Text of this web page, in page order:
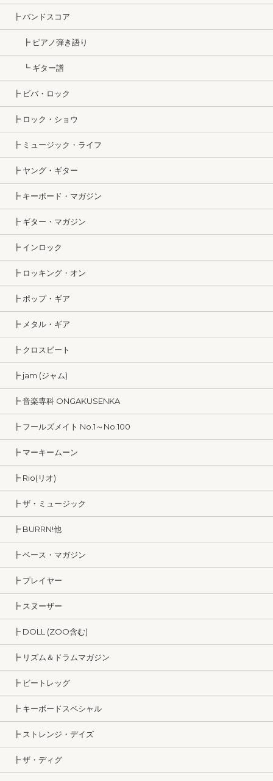
┣ バンドスコア
┣ ピアノ弾き語り
┗ ギター譜
┣ ビバ・ロック
┣ ロック・ショウ
┣ ミュージック・ライフ
┣ ヤング・ギター
┣ キーボード・マガジン
┣ ギター・マガジン
┣ インロック
┣ ロッキング・オン
┣ ポップ・ギア
┣ メタル・ギア
┣ クロスビート
┣ jam (ジャム)
┣ 音楽専科 ONGAKUSENKA
┣ フールズメイト No.1～No.100
┣ マーキームーン
┣ Rio(リオ)
┣ ザ・ミュージック
┣ BURRN!他
┣ ベース・マガジン
┣ プレイヤー
┣ スヌーザー
┣ DOLL (ZOO含む)
┣ リズム＆ドラムマガジン
┣ ビートレッグ
┣ キーボードスペシャル
┣ ストレンジ・デイズ
┣ ザ・ディグ